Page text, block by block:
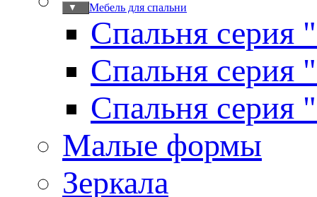
Мебель для спальни
▼
Спальня серия
Спальня серия
Спальня серия
Малые формы
Зеркала